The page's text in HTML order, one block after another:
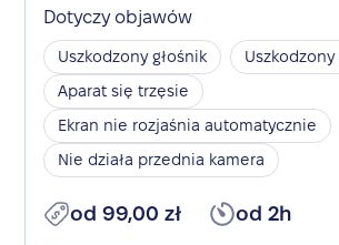
Dotyczy objawów
Uszkodzony głośnik
Aparat się trzęsie
Ekran nie rozjaśnia automatycznie
Nie działa przednia kamera
od 99,00 zł od 2h